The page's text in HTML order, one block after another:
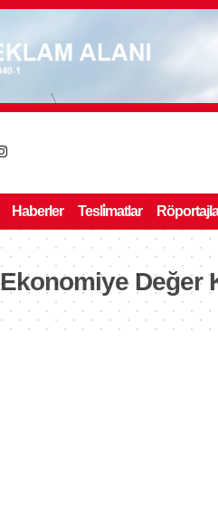
Haberler Tesli̇matlar
Ekonomiye Değer